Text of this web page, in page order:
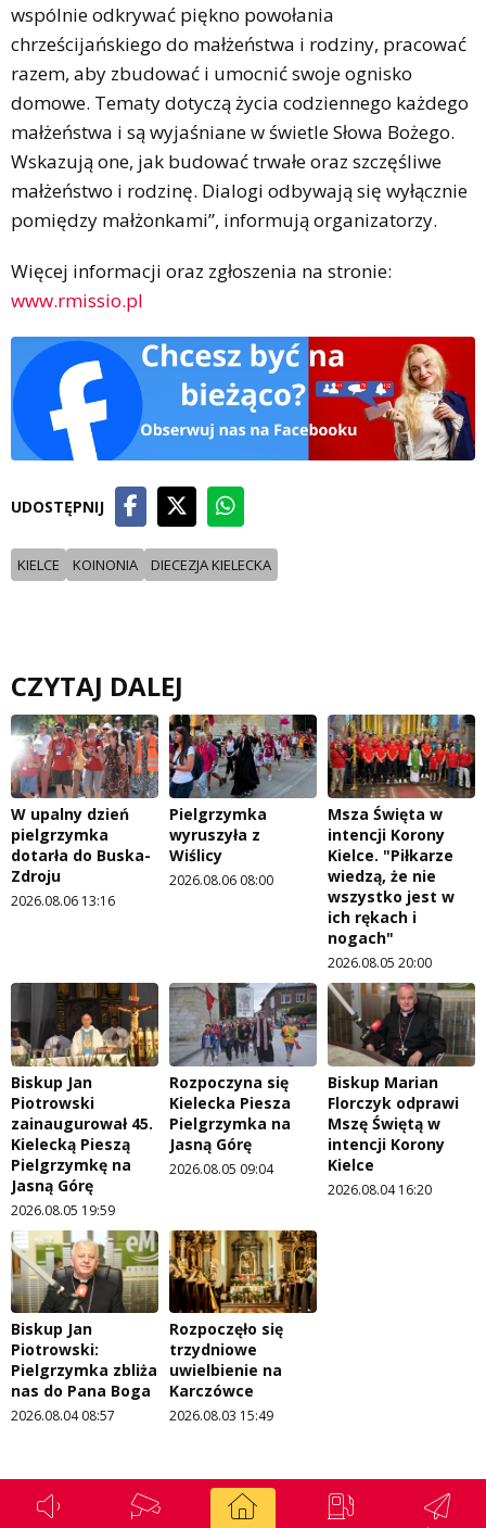
wspólnie odkrywać piękno powołania
chrześcijańskiego do małżeństwa i rodziny, pracować
razem, aby zbudować i umocnić swoje ognisko
domowe. Tematy dotyczą życia codziennego każdego
małżeństwa i są wyjaśniane w świetle Słowa Bożego.
Wskazują one, jak budować trwałe oraz szczęśliwe
małżeństwo i rodzinę. Dialogi odbywają się wyłącznie
pomiędzy małżonkami”, informują organizatorzy.
Więcej informacji oraz zgłoszenia na stronie:
www.rmissio.pl
UDOSTĘPNIJ
KIELCE KOINONIA DIECEZJA KIELECKA
CZYTAJ DALEJ
W upalny dzień
pielgrzymka
dotarła do Buska-
Zdroju
2026.08.06 13:16
Pielgrzymka
wyruszyła z
Wiślicy
2026.08.06 08:00
Msza Święta w
intencji Korony
Kielce. "Piłkarze
wiedzą, że nie
wszystko jest w
ich rękach i
nogach"
2026.08.05 20:00
Biskup Jan
Piotrowski
zainaugurował 45.
Kielecką Pieszą
Pielgrzymkę na
Jasną Górę
2026.08.05 19:59
Rozpoczyna się
Kielecka Piesza
Pielgrzymka na
Jasną Górę
2026.08.05 09:04
Biskup Marian
Florczyk odprawi
Mszę Świętą w
intencji Korony
Kielce
2026.08.04 16:20
Biskup Jan
Piotrowski:
Pielgrzymka zbliża
nas do Pana Boga
2026.08.04 08:57
Rozpoczęło się
trzydniowe
uwielbienie na
Karczówce
2026.08.03 15:49